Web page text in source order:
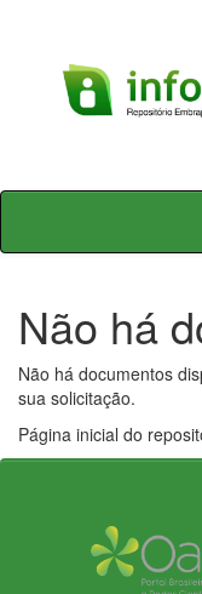
Skip
Não há
Não há documentos
sua solicitação.
Página inicial do